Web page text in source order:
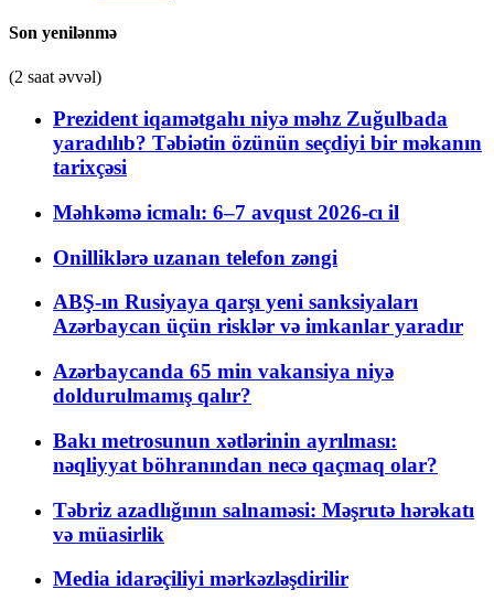
Son yenilənmə
(2 saat əvvəl)
Prezident iqamətgahı niyə məhz Zuğulbada
yaradılıb? Təbiətin özünün seçdiyi bir məkanın
tarixçəsi
Məhkəmə icmalı: 6–7 avqust 2026-cı il
Onilliklərə uzanan telefon zəngi
ABŞ-ın Rusiyaya qarşı yeni sanksiyaları
Azərbaycan üçün risklər və imkanlar yaradır
Azərbaycanda 65 min vakansiya niyə
doldurulmamış qalır?
Bakı metrosunun xətlərinin ayrılması:
nəqliyyat böhranından necə qaçmaq olar?
Təbriz azadlığının salnaməsi: Məşrutə hərəkatı
və müasirlik
Media idarəçiliyi mərkəzləşdirilir